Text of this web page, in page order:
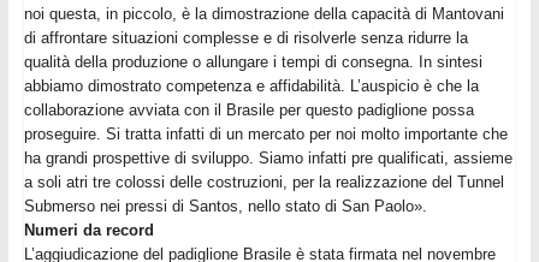
noi questa, in piccolo, è la dimostrazione della capacità di Mantovani
di affrontare situazioni complesse e di risolverle senza ridurre la
qualità della produzione o allungare i tempi di consegna. In sintesi
abbiamo dimostrato competenza e affidabilità. L’auspicio è che la
collaborazione avviata con il Brasile per questo padiglione possa
proseguire. Si tratta infatti di un mercato per noi molto importante che
ha grandi prospettive di sviluppo. Siamo infatti pre qualificati, assieme
a soli atri tre colossi delle costruzioni, per la realizzazione del Tunnel
Submerso nei pressi di Santos, nello stato di San Paolo».
Numeri da record
L’aggiudicazione del padiglione Brasile è stata firmata nel novembre